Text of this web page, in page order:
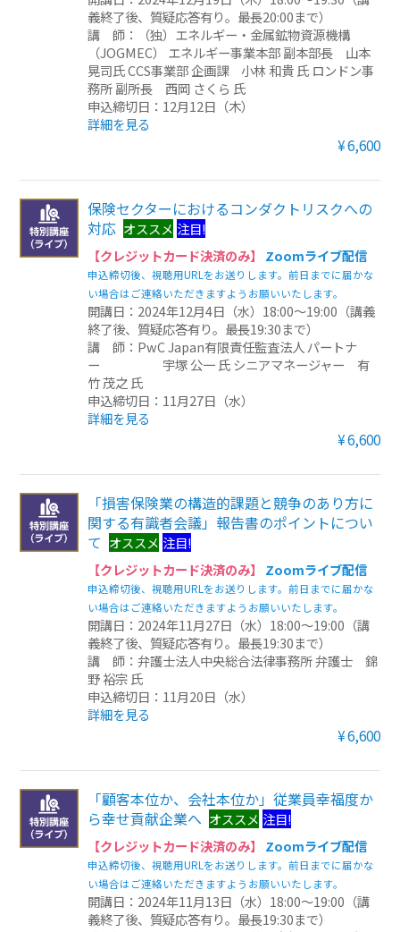
義終了後、質疑応答有り。最長20:00まで）
講 師：（独）エネルギー・金属鉱物資源機構
（JOGMEC） エネルギー事業本部 副本部長 山本
晃司氏 CCS事業部 企画課 小林 和貴 氏 ロンドン事
務所 副所長 西岡 さくら 氏
申込締切日：12月12日（木）
詳細を見る
¥6,600
保険セクターにおけるコンダクトリスクへの
対応 オススメ 注目!
【クレジットカード決済のみ】
Zoomライブ配信
申込締切後、視聴用URLをお送りします。前日までに届かな
い場合はご連絡いただきますようお願いいたします。
開講日：2024年12月4日（水）18:00～19:00（講義
終了後、質疑応答有り。最長19:30まで）
講 師：PwC Japan有限責任監査法人 パートナ
ー 宇塚 公一 氏 シニアマネージャー 有
竹 茂之 氏
申込締切日：11月27日（水）
詳細を見る
¥6,600
「損害保険業の構造的課題と競争のあり方に
関する有識者会議」報告書のポイントについ
て オススメ 注目!
【クレジットカード決済のみ】
Zoomライブ配信
申込締切後、視聴用URLをお送りします。前日までに届かな
い場合はご連絡いただきますようお願いいたします。
開講日：2024年11月27日（水）18:00～19:00（講
義終了後、質疑応答有り。最長19:30まで）
講 師：弁護士法人中央総合法律事務所 弁護士 錦
野 裕宗 氏
申込締切日：11月20日（水）
詳細を見る
¥6,600
「顧客本位か、会社本位か」従業員幸福度か
ら幸せ貢献企業へ オススメ 注目!
【クレジットカード決済のみ】
Zoomライブ配信
申込締切後、視聴用URLをお送りします。前日までに届かな
い場合はご連絡いただきますようお願いいたします。
開講日：2024年11月13日（水）18:00～19:00（講
義終了後、質疑応答有り。最長19:30まで）